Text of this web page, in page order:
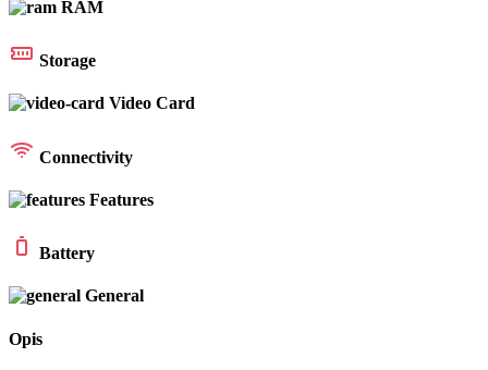
RAM
Storage
Video Card
Connectivity
Features
Battery
General
Opis